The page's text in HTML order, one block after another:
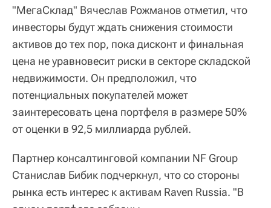
"МегаСклад" Вячеслав Рожманов отметил, что
инвесторы будут ждать снижения стоимости
активов до тех пор, пока дисконт и финальная
цена не уравновесит риски в секторе складской
недвижимости. Он предположил, что
потенциальных покупателей может
заинтересовать цена портфеля в размере 50%
от оценки в 92,5 миллиарда рублей.
Партнер консалтинговой компании NF Group
Станислав Бибик подчеркнул, что со стороны
рынка есть интерес к активам Raven Russia. "В